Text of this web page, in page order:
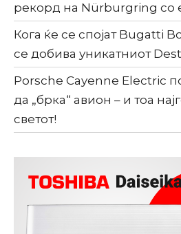
рекорд на Nürburgring со
Кога ќе се спојат Bugatti
се добива уникатниот
Porsche Cayenne Electric
да „брка“ авион – и тоа
светот!